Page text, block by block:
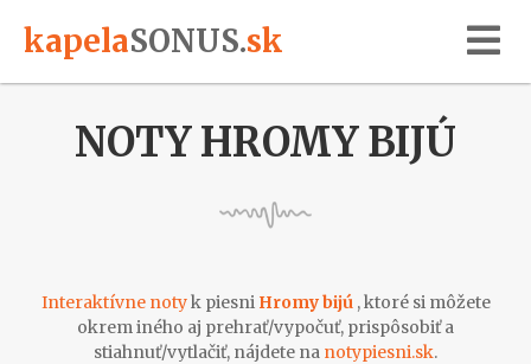
kapelaSONUS.sk
NOTY HROMY BIJÚ
Interaktívne notyk piesni Hromy bijú , ktoré si môžete
okrem iného aj prehrať/vypočuť, prispôsobiť a
stiahnuť/vytlačiť, nájdete na notypiesni.sk.